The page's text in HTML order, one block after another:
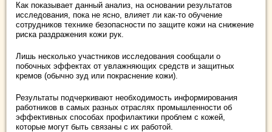
Как показывает данный анализ, на основании результатов
исследования, пока не ясно, влияет ли как-то обучение
сотрудников технике безопасности по защите кожи на снижение
риска раздражения кожи рук.
Лишь несколько участников исследования сообщали о
побочных эффектах от увлажняющих средств и защитных
кремов (обычно зуд или покраснение кожи).
Результаты подчеркивают необходимость информирования
работников в самых разных отраслях промышленности об
эффективных способах профилактики проблем с кожей,
которые могут быть связаны с их работой.